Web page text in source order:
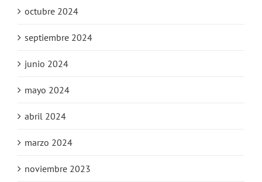
octubre 2024
septiembre 2024
junio 2024
mayo 2024
abril 2024
marzo 2024
noviembre 2023